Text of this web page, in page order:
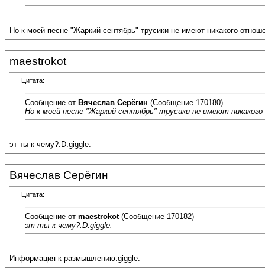
Но к моей песне "Жаркий сентябрь" трусики не имеют никакого
maestrokot
Цитата:
Сообщение от Вячеслав Серёгин (Сообщение 170180)
Но к моей песне "Жаркий сентябрь" трусики не имеют
эт ты к чему?:D:giggle:
Вячеслав Серёгин
Цитата:
Сообщение от maestrokot(Сообщение 170182)
эт ты к чему?:D:giggle:
Информация к размышлению:giggle: